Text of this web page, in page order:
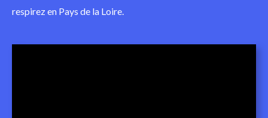
respirez en Pays de la Loire.